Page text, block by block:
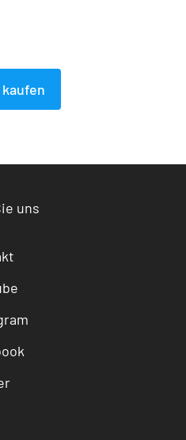
uns